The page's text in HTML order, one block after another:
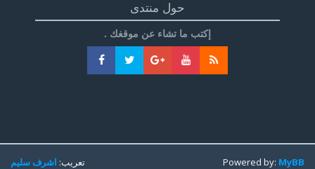
حول منتدى
إكتب ما تشاء عن موقغك .
تعريب:اشرف سليم Powered by:MyBB